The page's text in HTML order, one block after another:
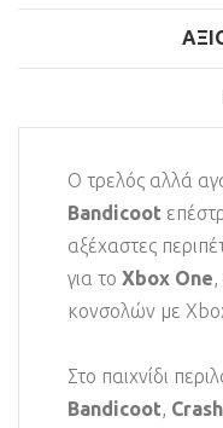
Ο τρελός αλλά
Bandicoot
αξέχαστες
για το Xbox One
κονσολών με
Στο παιχνίδι
Bandicoot,